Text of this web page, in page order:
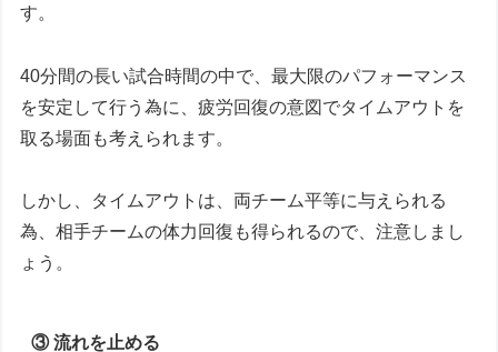
す。
40分間の長い試合時間の中で、最大限のパフォーマンス
を安定して行う為に、疲労回復の意図でタイムアウトを
取る場面も考えられます。
しかし、タイムアウトは、両チーム平等に与えられる
為、相手チームの体力回復も得られるので、注意しまし
ょう。
③ 流れを止める